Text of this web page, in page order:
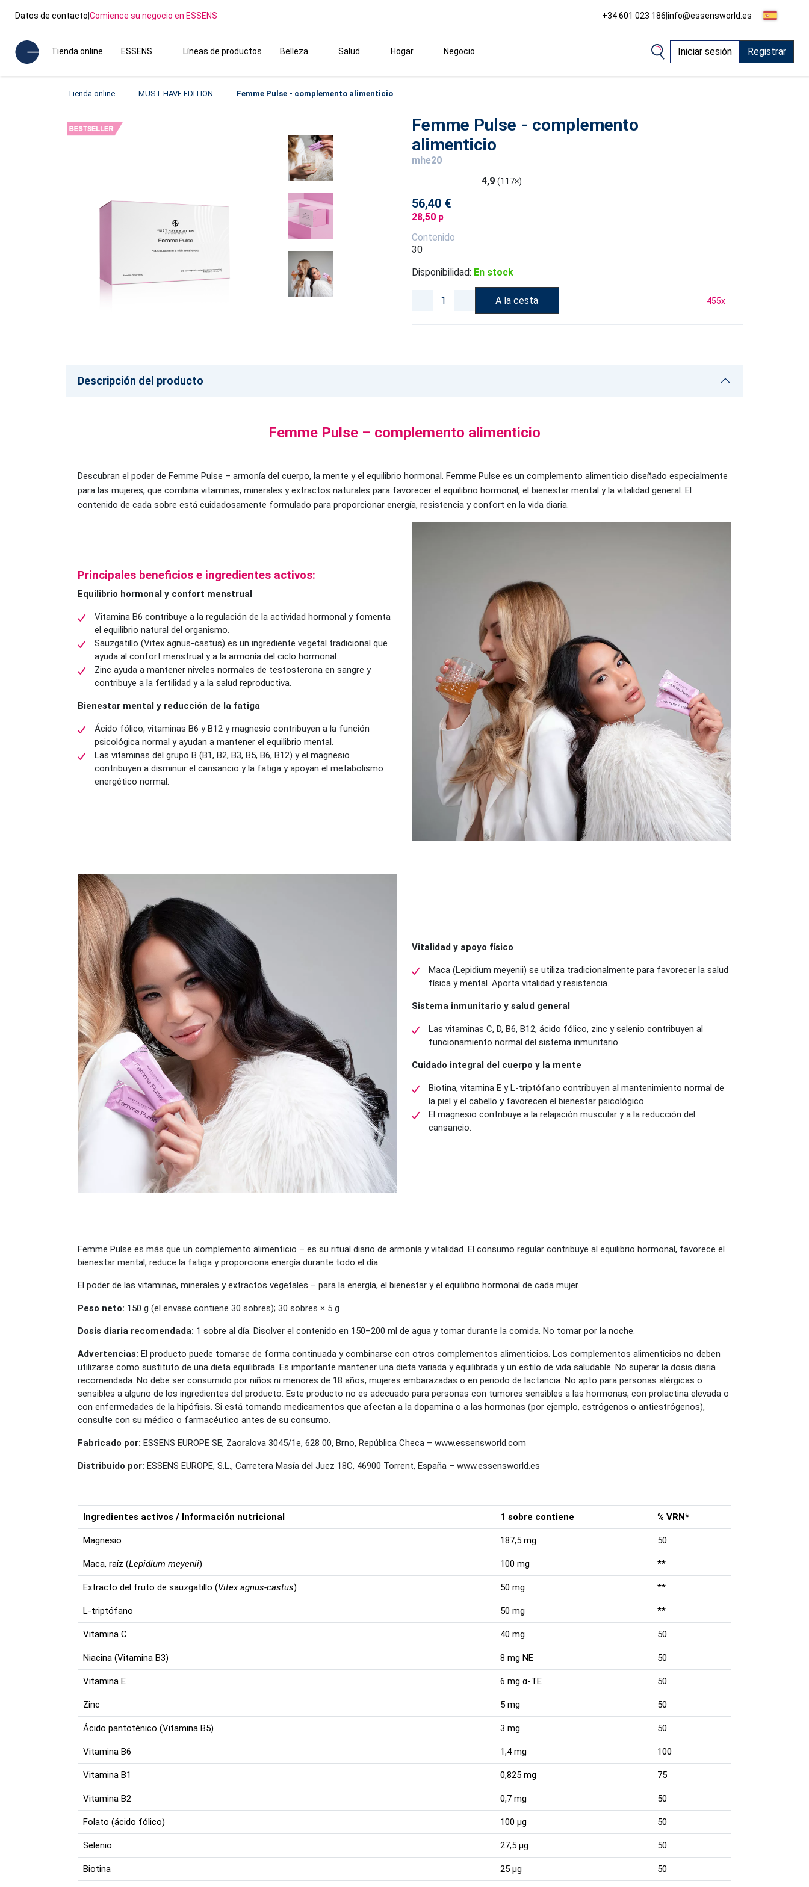
Datos de contacto|Comience su negocio en ESSENS +34 601 023 186|info@essensworld.es
Tienda online ESSENS Líneas de productos Belleza Salud Hogar Negocio Iniciar sesión Registrar
Tienda online MUST HAVE EDITION Femme Pulse - complemento alimenticio
Femme Pulse - complemento
alimenticio
mhe20
4,9 (117×)
56,40 €
28,50 p
Contenido
30
Disponibilidad: En stock
A la cesta 455x
Descripción del producto
Femme Pulse – complemento alimenticio
Descubran el poder de Femme Pulse – armonía del cuerpo, la mente y el equilibrio hormonal. Femme Pulse es un complemento alimenticio diseñado especialmente
para las mujeres, que combina vitaminas, minerales y extractos naturales para favorecer el equilibrio hormonal, el bienestar mental y la vitalidad general. El
contenido de cada sobre está cuidadosamente formulado para proporcionar energía, resistencia y confort en la vida diaria.
Principales beneficios e ingredientes activos:
Equilibrio hormonal y confort menstrual
Vitamina B6 contribuye a la regulación de la actividad hormonal y fomenta
el equilibrio natural del organismo.
Sauzgatillo (Vitex agnus-castus) es un ingrediente vegetal tradicional que
ayuda al confort menstrual y a la armonía del ciclo hormonal.
Zinc ayuda a mantener niveles normales de testosterona en sangre y
contribuye a la fertilidad y a la salud reproductiva.
Bienestar mental y reducción de la fatiga
Ácido fólico, vitaminas B6 y B12 y magnesio contribuyen a la función
psicológica normal y ayudan a mantener el equilibrio mental.
Las vitaminas del grupo B (B1, B2, B3, B5, B6, B12) y el magnesio
contribuyen a disminuir el cansancio y la fatiga y apoyan el metabolismo
energético normal.
Vitalidad y apoyo físico
Maca (Lepidium meyenii) se utiliza tradicionalmente para favorecer la salud
física y mental. Aporta vitalidad y resistencia.
Sistema inmunitario y salud general
Las vitaminas C, D, B6, B12, ácido fólico, zinc y selenio contribuyen al
funcionamiento normal del sistema inmunitario.
Cuidado integral del cuerpo y la mente
Biotina, vitamina E y L-triptófano contribuyen al mantenimiento normal de
la piel y el cabello y favorecen el bienestar psicológico.
El magnesio contribuye a la relajación muscular y a la reducción del
cansancio.
Femme Pulse es más que un complemento alimenticio – es su ritual diario de armonía y vitalidad. El consumo regular contribuye al equilibrio hormonal, favorece el
bienestar mental, reduce la fatiga y proporciona energía durante todo el día.
El poder de las vitaminas, minerales y extractos vegetales – para la energía, el bienestar y el equilibrio hormonal de cada mujer.
Peso neto: 150 g (el envase contiene 30 sobres); 30 sobres × 5 g
Dosis diaria recomendada: 1 sobre al día. Disolver el contenido en 150–200 ml de agua y tomar durante la comida. No tomar por la noche.
Advertencias: El producto puede tomarse de forma continuada y combinarse con otros complementos alimenticios. Los complementos alimenticios no deben
utilizarse como sustituto de una dieta equilibrada. Es importante mantener una dieta variada y equilibrada y un estilo de vida saludable. No superar la dosis diaria
recomendada. No debe ser consumido por niños ni menores de 18 años, mujeres embarazadas o en periodo de lactancia. No apto para personas alérgicas o
sensibles a alguno de los ingredientes del producto. Este producto no es adecuado para personas con tumores sensibles a las hormonas, con prolactina elevada o
con enfermedades de la hipófisis. Si está tomando medicamentos que afectan a la dopamina o a las hormonas (por ejemplo, estrógenos o antiestrógenos),
consulte con su médico o farmacéutico antes de su consumo.
Fabricado por: ESSENS EUROPE SE, Zaoralova 3045/1e, 628 00, Brno, República Checa – www.essensworld.com
Distribuido por: ESSENS EUROPE, S.L., Carretera Masía del Juez 18C, 46900 Torrent, España – www.essensworld.es
Ingredientes activos / Información nutricional 1 sobre contiene % VRN*
Magnesio 187,5 mg 50
Maca, raíz (Lepidium meyenii) 100 mg **
Extracto del fruto de sauzgatillo (Vitex agnus-castus) 50 mg **
L-triptófano 50 mg **
Vitamina C 40 mg 50
Niacina (Vitamina B3) 8 mg NE 50
Vitamina E 6 mg α-TE 50
Zinc 5 mg 50
Ácido pantoténico (Vitamina B5) 3 mg 50
Vitamina B6 1,4 mg 100
Vitamina B1 0,825 mg 75
Vitamina B2 0,7 mg 50
Folato (ácido fólico) 100 µg 50
Selenio 27,5 µg 50
Biotina 25 µg 50